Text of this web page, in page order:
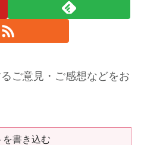
ご意見・ご感想などをお
を書き込む